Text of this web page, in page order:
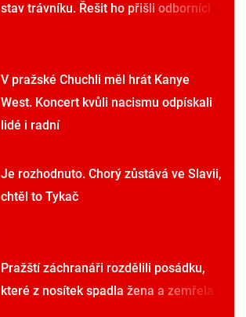
stav trávníku. Řešit ho přišli odborníci
V pražské Chuchli měl hrát Kanye
West. Koncert kvůli nacismu odpískali
lidé i radní
Je rozhodnuto. Chorý zůstává ve Slavii,
chtěl to Tykač
Pražští záchranáři rozdělili posádku,
které z nosítek spadla žena a zemřela